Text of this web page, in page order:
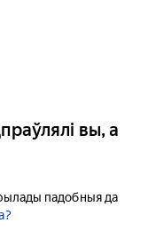
вы, а
падобныя да